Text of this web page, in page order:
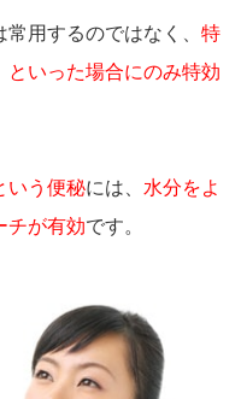
用するのではなく、 特
といった場合にのみ特効
いう便秘には、 水分をよ
チが有効です。